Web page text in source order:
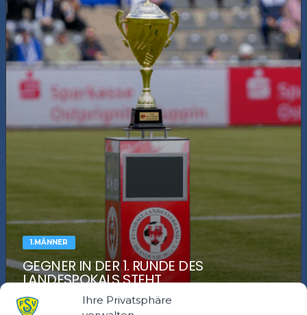
Ihre Privatsphäre
1.MÄNNER
GEGNER IN DER 1. RUNDE DES
LANDESPOKALS STEHT
17. JULI 2025